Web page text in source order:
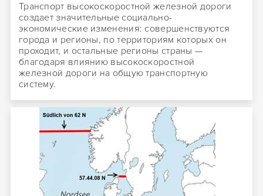
Транспорт высокоскоростной железной дороги
создает значительные социально-
экономические изменения: совершенствуются
города и регионы, по территориям которых он
проходит, и остальные регионы страны —
благодаря влиянию высокоскоростной
железной дороги на общую транспортную
систему.